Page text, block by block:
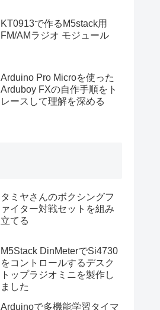
KT0913で作るM5stack用
FM/AMラジオ モジュール
Arduino Pro Microを使った
Arduboy FXの自作手順をト
レースして理解を深める
タミヤさんのボクシングフ
ァイター対戦セットを組み
立てる
M5Stack DinMeterでSi4730
をコントロールするデスク
トップラジオミニを製作し
ました
Arduinoで多機能学習タイマ